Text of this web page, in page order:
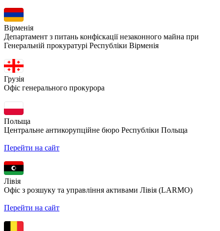
Вірменія
Департамент з питань конфіскації незаконного майна при
Генеральній прокуратурі Республіки Вірменія
Грузія
Офіс генерального прокурора
Польща
Центральне антикорупційне бюро Республіки Польща
Перейти на сайт
Лівія
Офіс з розшуку та управління активами Лівія (LARMO)
Перейти на сайт